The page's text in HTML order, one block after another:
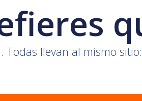
Todas llevan al mismo